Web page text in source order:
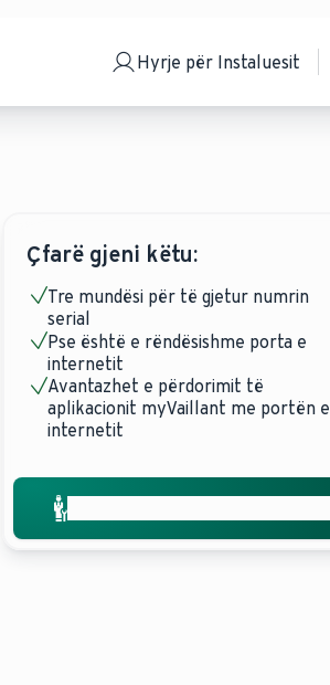
Hyrje për Instaluesit
Çfarë gjeni këtu:
Tre mundësi për të gjetur numrin
serial
Pse është e rëndësishme porta e
internetit
Avantazhet e përdorimit të
aplikacionit myVaillant me portën e
internetit